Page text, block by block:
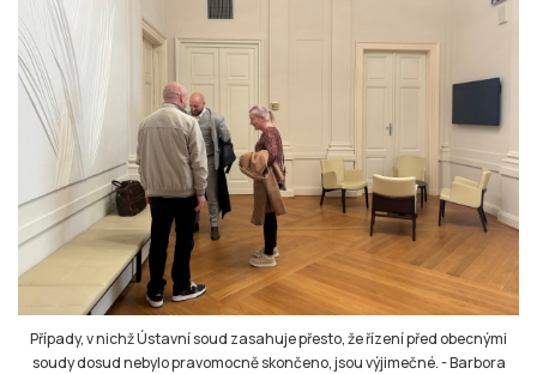
Případy, v nichž Ústavní soud zasahuje přesto, že řízení před obecnými
soudy dosud nebylo pravomocně skončeno, jsou výjimečné.-Barbora